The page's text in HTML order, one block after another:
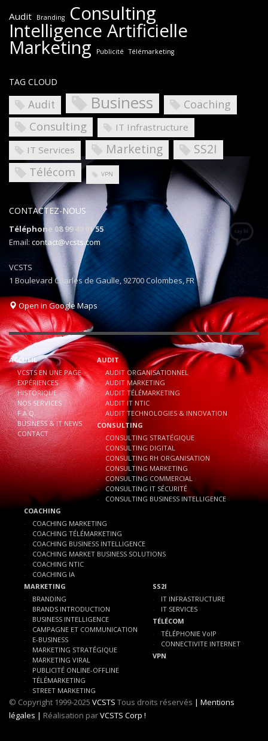
Audit Branding Consulting
Intelligence Artificielle
Marketing Publicité Télémarketing
TAG CLOUD
Audit Business Coaching
Consulting
IT Infrastructure
IT Services
Marketing SS2I
Télécom VPN
CONTACTEZ-NOUS
Téléphone 08 99 49 01 55
Email: contact@vcsts.com
VCSTS
1 Boulevard Charles de Gaulle, 92700 Colombes, FR
Open in Google Maps
ACCUEIL
VCSTS EN UNE PAGE
EXPÉRIENCES
HISTORIQUE
NOS SERVICES
F.A.Q.
BUSINESS & IT NEWS
CONTACT
AUDIT
AUDIT ORGANISATIONNEL
AUDIT MARKETING
AUDIT TÉLÉMARKETING
AUDIT IT NTIC
AUDIT TECHNOLOGIES & INNOVATION
CONSULTING
CONSULTING STRATÉGIQUE
CONSULTING DIGITAL
CONSULTING RH ORGANISATION
CONSULTING MARKETING
CONSULTING COMMERCIAL
CONSULTING IT SÉCURITÉ
CONSULTING BUSINESS INTELLIGENCE
COACHING
COACHING MARKETING
COACHING TÉLÉMARKETING
COACHING BUSINESS INTELLIGENCE
COACHING MARKET BUSINESS SOLUTIONS
COACHING NTIC
COACHING IA
MARKETING
BRANDING
BRANDS INTRODUCTION
BUSINESS INTELLIGENCE
CAMPAGNE ET COMMUNICATION
E-BUSINESS
MARKETING STRATÉGIQUE
MARKETING VIRAL
PUBLICITÉ ONLINE-OFFLINE
TÉLÉMARKETING
STREET MARKETING
SS2I
IT INFRASTRUCTURE
IT SERVICES
TÉLÉCOM
TÉLÉPHONIE VoIP
CONNECTIVITE INTERNET
VPN
© Copyright 1999-2025 VCSTS Tous droits réservés | Mentions
légales | Réalisation parVCSTS Corp !